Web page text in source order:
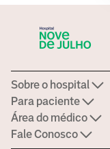
Sobre o hospital
Para paciente
Área do médico
Fale Conosco